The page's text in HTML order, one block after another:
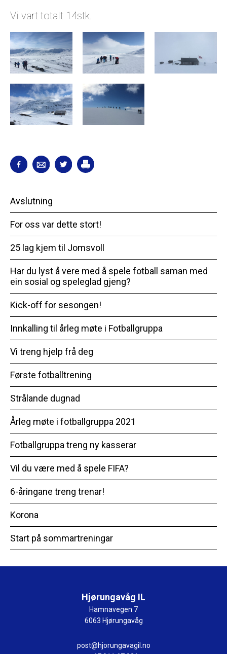
Avslutning
For oss var dette stort!
25 lag kjem til Jomsvoll
Har du lyst å vere med å spele fotball saman med
ein sosial og speleglad gjeng?
Kick-off for sesongen!
Innkalling til årleg møte i Fotballgruppa
Vi treng hjelp frå deg
Første fotballtrening
Strålande dugnad
Årleg møte i fotballgruppa 2021
Fotballgruppa treng ny kasserar
Vil du være med å spele FIFA?
6-åringane treng trenar!
Korona
Start på sommartreningar
Vi vart totalt 14stk.
Hjørungavåg IL
Hamnavegen 7
6063 Hjørungavåg
post@hjorungavagil.no